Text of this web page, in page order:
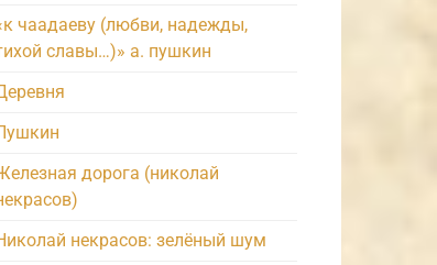
чаадаеву (любви, надежды,
славы…)» а. пушкин
дорога (николай
некрасов: зелёный шум